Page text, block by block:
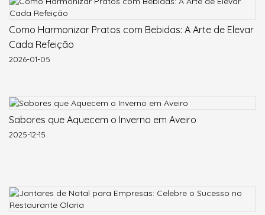
Como Harmonizar Pratos com Bebidas: A Arte de Elevar
Cada Refeição
2026-01-05
Sabores que Aquecem o Inverno em Aveiro
2025-12-15